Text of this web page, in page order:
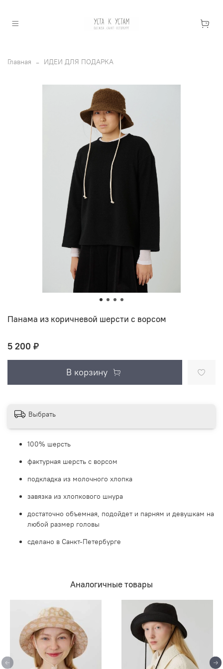
Главная ИДЕИ ДЛЯ ПОДАРКА
Панама из коричневой шерсти с ворсом
5 200 ₽
В корзину
Выбрать
100% шерсть
фактурная шерсть с ворсом
подкладка из молочного хлопка
завязка из хлопкового шнура
достаточно объемная, подойдет и парням и девушкам на
любой размер головы
сделано в Санкт-Петербурге
Аналогичные товары